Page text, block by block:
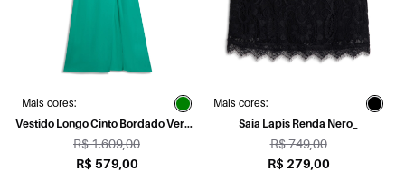
Mais cores:
Vestido Longo Cinto Bordado Verde
Claro
R$ 1.609,00
R$ 579,00
Mais cores:
Saia Lapis Renda Nero_
R$ 749,00
R$ 279,00